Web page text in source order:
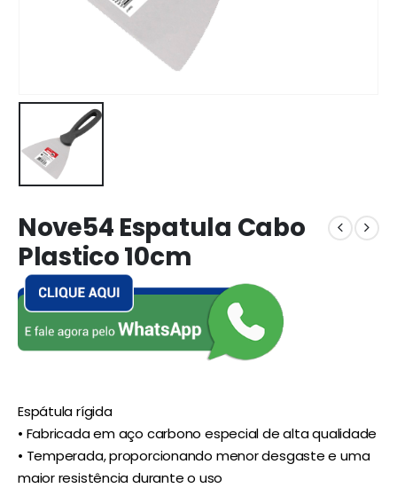
Nove54 Espatula Cabo
Plastico 10cm
Espátula rígida
• Fabricada em aço carbono especial de alta qualidade
• Temperada, proporcionando menor desgaste e uma
maior resistência durante o uso